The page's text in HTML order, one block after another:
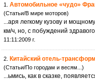
1. Автомобильное «чудо»
(Статьи/В мире моторов)
...аря легкому кузову и
км/ч, но, с побуждений
11:11:2009 г.
2. Китайский отель-
(Статьи/По городам и весям...)
...ьмись, как в сказке,